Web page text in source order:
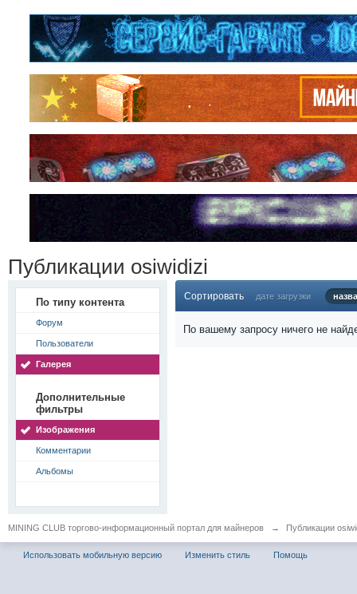
Публикации osiwidizi
По типу контента
Форум
Пользователи
Галерея
Дополнительные
фильтры
Изображения
Комментарии
Альбомы
Сортировать дате загрузки
По вашему запросу ничего не
MINING CLUB торгово-информационный портал для майнеров → Публикации
Использовать мобильную версию Изменить стиль Помощь